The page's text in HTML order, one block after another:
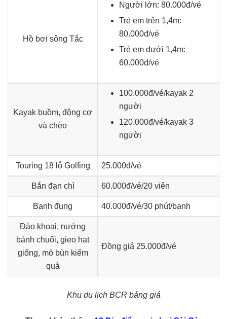
Hồ bơi sông Tắc
Người lớn: 80.000đ/vé
Trẻ em trên 1,4m:
80.000đ/vé
Trẻ em dưới 1,4m:
60.000đ/vé
Kayak buồm, động cơ
và chèo
100.000đ/vé/kayak 2
người
120.000đ/vé/kayak 3
người
Touring 18 lỗ Golfing 25.000đ/vé
Bắn đạn chì 60.000đ/vé/20 viên
Banh đụng 40.000đ/vé/30 phút/banh
Đào khoai, nướng
bánh chuối, gieo hạt
giống, mò bùn kiếm
quà
Đồng giá 25.000đ/vé
Khu du lịch BCR bảng giá